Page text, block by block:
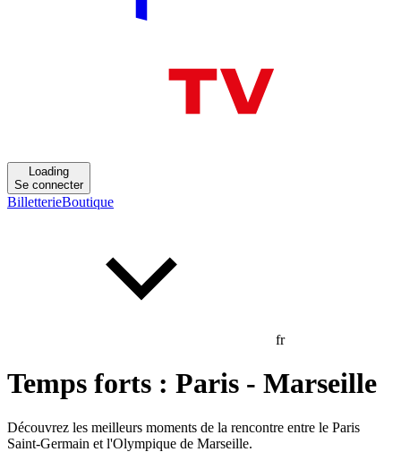
Loading
Se connecter
BilletterieBoutique
fr
Temps forts : Paris - Marseille
Découvrez les meilleurs moments de la rencontre entre le Paris
Saint-Germain et l'Olympique de Marseille.